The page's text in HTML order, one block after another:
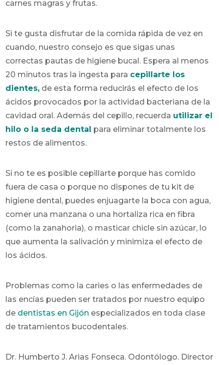
carnes magras y frutas.
Si te gusta disfrutar de la comida rápida de vez en
cuando, nuestro consejo es que sigas unas
correctas pautas de higiene bucal. Espera al menos
20 minutos tras la ingesta para cepillarte los
dientes, de esta forma reducirás el efecto de los
ácidos provocados por la actividad bacteriana de la
cavidad oral. Además del cepillo, recuerda utilizar el
hilo o la seda dental para eliminar totalmente los
restos de alimentos.
Si no te es posible cepillarte porque has comido
fuera de casa o porque no dispones de tu kit de
higiene dental, puedes enjuagarte la boca con agua,
comer una manzana o una hortaliza rica en fibra
(como la zanahoria), o masticar chicle sin azúcar, lo
que aumenta la salivación y minimiza el efecto de
los ácidos.
Problemas como la caries o las enfermedades de
las encías pueden ser tratados por nuestro equipo
de dentistas en Gijón especializados en toda clase
de tratamientos bucodentales.
Dr. Humberto J. Arias Fonseca. Odontólogo. Director